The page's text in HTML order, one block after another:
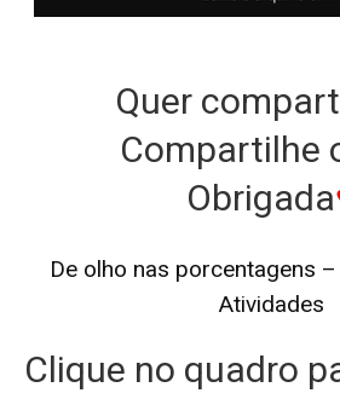
Quer
Compartilhe
Obrigada
De olho nas porcentagens
Atividades
Clique no quadro